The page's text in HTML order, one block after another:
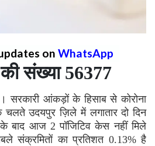
on WhatsApp
संख्या 56377
सरकारी आंकड़ों के हिसाब से कोरोना
उदयपुर ज़िले में लगातार दो दिन
बाद आज 2 पॉजिटिव केस नहीं मिले
संक्रमितों का प्रतिशत 0.13% है